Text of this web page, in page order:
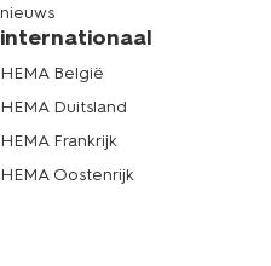
nieuws
internationaal
HEMA België
HEMA Duitsland
HEMA Frankrijk
HEMA Oostenrijk